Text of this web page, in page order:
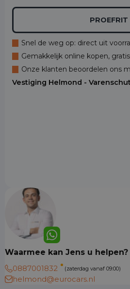
PROEFRIT
Snel de weg op: direct uit
Gemakkelijk online kopen,
Onze klanten beoordelen ons
Vestiging Helmond -
Waarmee kan Jens u helpen?
0887001832
(zaterdag vanaf 09:00)
helmond@eurocars.nl